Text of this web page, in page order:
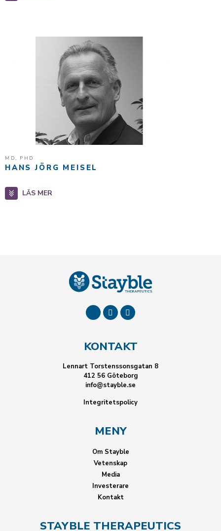
MD, PHD
HANS JÖRG MEISEL
LÄS MER
KONTAKT
Lennart Torstenssonsgatan 8
412 56 Göteborg
info@stayble.se
Integritetspolicy
MENY
Om Stayble
Vetenskap
Media
Investerare
Kontakt
STAYBLE THERAPEUTICS